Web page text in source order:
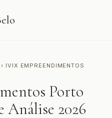
› IVIX EMPREENDIMENTOS
Porto
Análise 2026